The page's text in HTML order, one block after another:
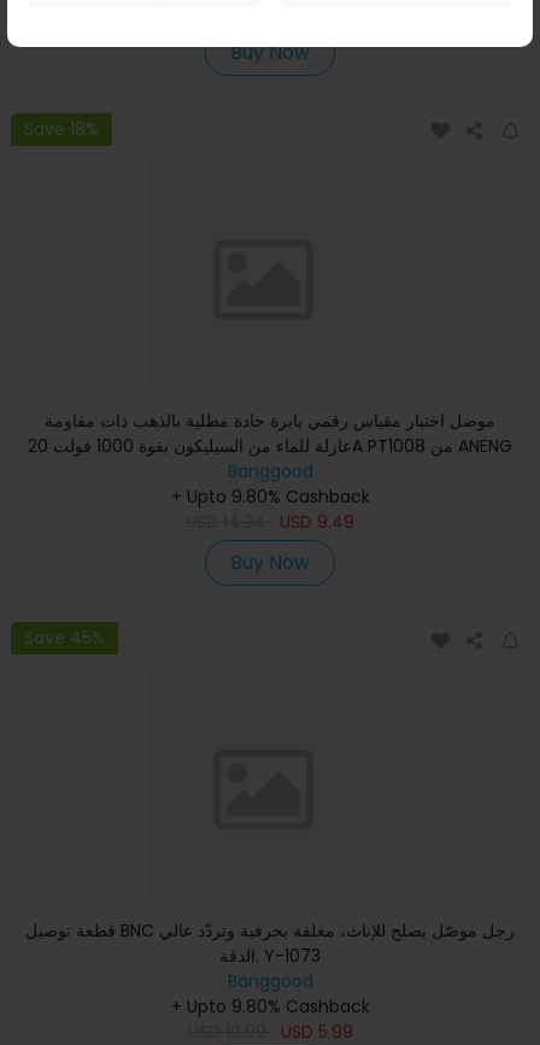
Buy Now
Save 18%
موصل اختبار مقياس رقمي بابرة حادة مطلية بالذهب ذات مقاومة
عازلة للماء من السيليكون بقوة 1000 فولت 20A PT1008 من ANENG
بأ
Banggood
+ Upto 9.80% Cashback
USD 9.49
Buy Now
Save 45%
قطعة توصيل BNC رجل موصّل يصلح للإناث، مغلفة بحرفية وتردّد عالي
الدقة. Y-1073
Banggood
+ Upto 9.80% Cashback
USD 5.99